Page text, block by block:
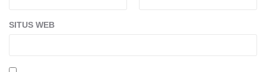
SITUS WEB